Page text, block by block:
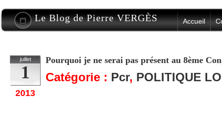
Le Blog de Pierre VERGÈS Accueil
juillet
1
2013
Pourquoi je ne serai pas présent au 8ème
Catégorie : Pcr, POLITIQUE